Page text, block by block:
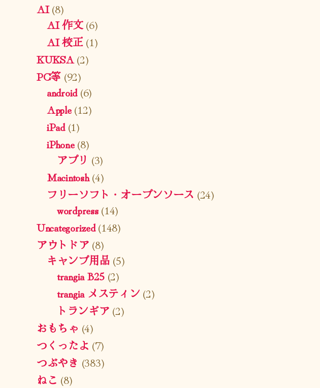
AI(8)
AI 作文(6)
AI 校正(1)
KUKSA(2)
PC等 (92)
android(6)
Apple(12)
iPad(1)
iPhone(8)
アプリ (3)
Macintosh(4)
フリーソフト・オープンソース (24)
wordpress(14)
Uncategorized(148)
アウトドア (8)
キャンプ用品 (5)
trangia B25 (2)
trangia メスティン (2)
トランギア (2)
おもちゃ (4)
つくったよ (7)
つぶやき (383)
ねこ (8)